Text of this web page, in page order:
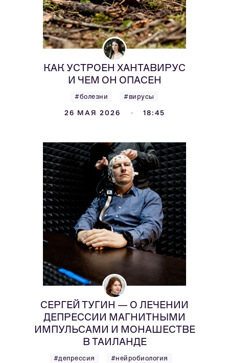
КАК УСТРОЕН ХАНТАВИРУС
И ЧЕМ ОН ОПАСЕН
#болезни #вирусы
26 МАЯ 2026 18:45
СЕРГЕЙ ТУГИН — О ЛЕЧЕНИИ
ДЕПРЕССИИ МАГНИТНЫМИ
ИМПУЛЬСАМИ И МОНАШЕСТВЕ
В ТАИЛАНДЕ
#депрессия #нейробиология